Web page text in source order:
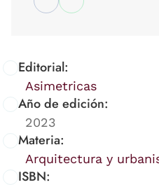
Editorial:
Asimetricas
Año de edición:
2023
Materia:
Arquitectura y
ISBN: